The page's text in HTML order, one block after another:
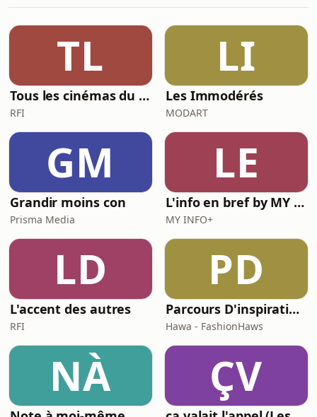
Quelles sont les conditions pour coter
sereinement ses examens? Notre
TL
Tous les cinémas du monde
RFI
LI
Les Immodérés
MODART
GM
Grandir moins con
Prisma Media
LE
L'info en bref by MY INFO+
MY INFO+
LD
L'accent des autres
RFI
PD
Parcours D'inspirations
Hawa - FashionHaws
NÀ ÇV